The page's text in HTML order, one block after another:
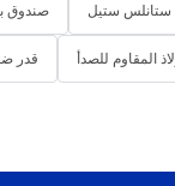
صندوق ستيل
قدر المقاوم للصدأ